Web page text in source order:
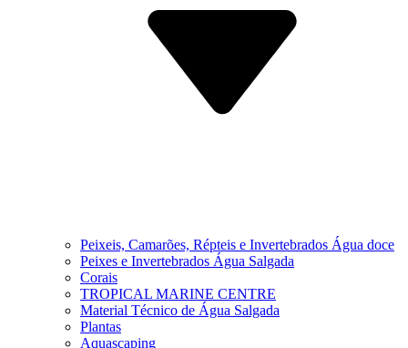
Peixeis, Camarões, Répteis e Invertebrados Água doce
Peixes e Invertebrados Água Salgada
Corais
TROPICAL MARINE CENTRE
Material Técnico de Água Salgada
Plantas
Aquascaping